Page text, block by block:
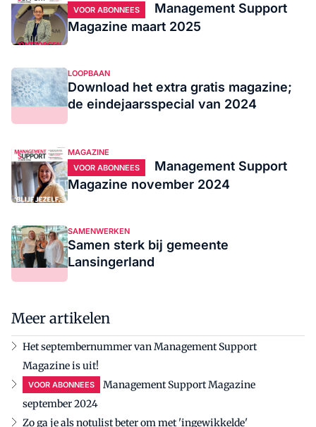
VOOR ABONNEES
Management Support
Magazine maart 2025
LOOPBAAN
Download het extra gratis magazine;
de eindejaarsspecial van 2024
MAGAZINE
VOOR ABONNEES
Management Support
Magazine november 2024
SAMENWERKEN
Samen sterk bij gemeente
Lansingerland
Meer artikelen
Het septembernummer van Management Support
Magazine is uit!
VOOR ABONNEES
Management Support Magazine
september 2024
Zo ga je als notulist beter om met 'ingewikkelde'